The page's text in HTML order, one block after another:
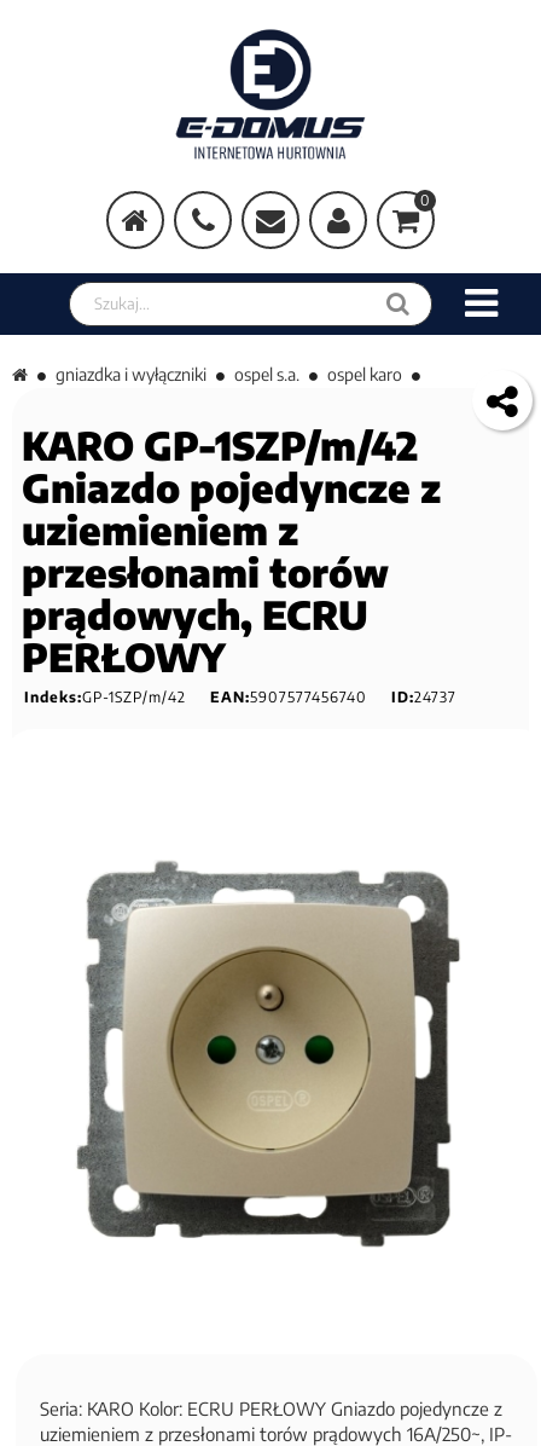
0
Szukaj w sklepie
gniazdka i wyłączniki ospel s.a. ospel karo
KARO GP-1SZP/m/42
Gniazdo pojedyncze z
uziemieniem z
przesłonami torów
prądowych, ECRU
PERŁOWY
Indeks:GP-1SZP/m/42 EAN:5907577456740 ID:24737
Seria: KARO Kolor: ECRU PERŁOWY Gniazdo pojedyncze z
uziemieniem z przesłonami torów prądowych 16A/250~, IP-